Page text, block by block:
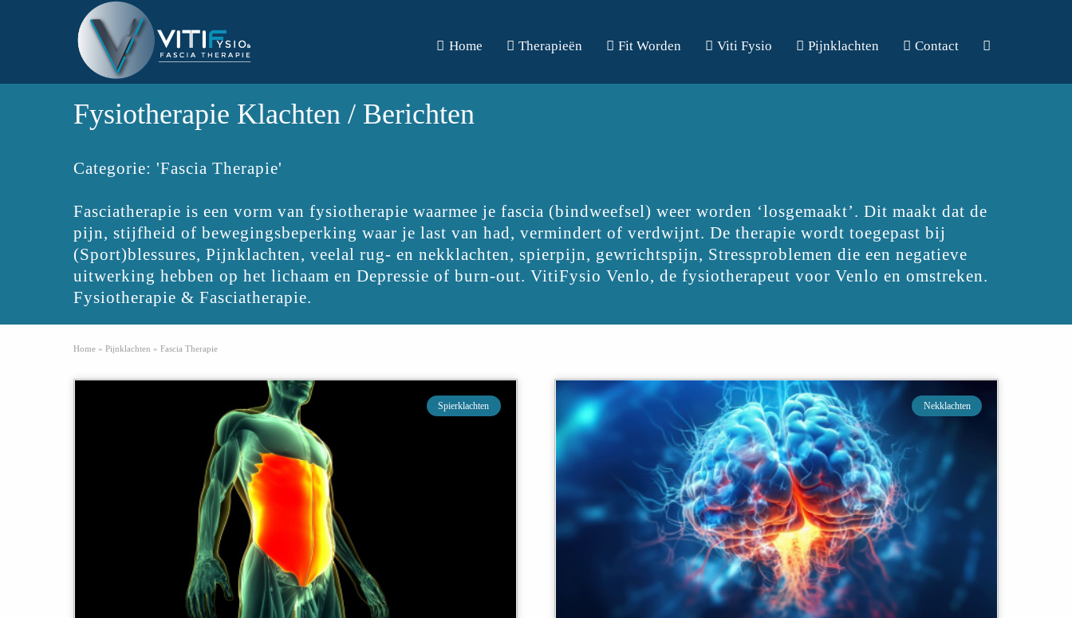
Home Therapieën Fit Worden Viti Fysio Pijnklachten Contact
Fysiotherapie Klachten / Berichten
Categorie: 'Fascia Therapie'
Fasciatherapie is een vorm van fysiotherapie waarmee je fascia (bindweefsel) weer worden ‘losgemaakt’. Dit maakt dat de
pijn, stijfheid of bewegingsbeperking waar je last van had, vermindert of verdwijnt. De therapie wordt toegepast bij
(Sport)blessures, Pijnklachten, veelal rug- en nekklachten, spierpijn, gewrichtspijn, Stressproblemen die een negatieve
uitwerking hebben op het lichaam en Depressie of burn-out. VitiFysio Venlo, de fysiotherapeut voor Venlo en omstreken.
Fysiotherapie & Fasciatherapie.
Home » Pijnklachten » Fascia Therapie
Spierklachten Nekklachten